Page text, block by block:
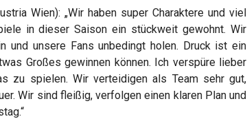
Wien): „Wir haben super Charaktere und viel
in dieser Saison ein stückweit gewohnt. Wir
und unsere Fans unbedingt holen. Druck ist ein
Großes gewinnen können. Ich verspüre lieber
zu spielen. Wir verteidigen als Team sehr gut,
Wir sind fleißig, verfolgen einen klaren Plan und